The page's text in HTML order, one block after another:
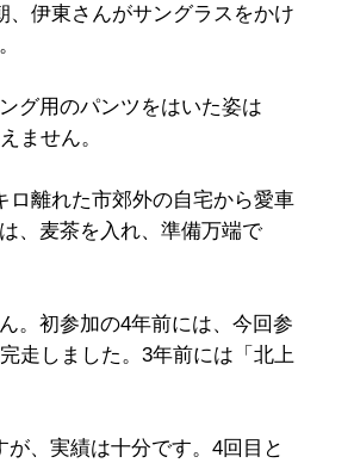
、伊東さんがサングラスをかけ
グ用のパンツをはいた姿は
ません。
ロ離れた市郊外の自宅から愛車
、麦茶を入れ、準備万端で
。初参加の4年前には、今回参
走しました。3年前には「北上
、実績は十分です。4回目と